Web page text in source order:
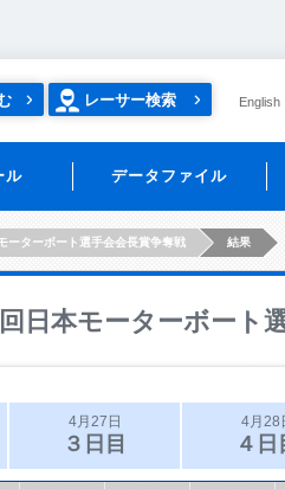
レーサー検索 English
ル データファイル
ーターボート選手会会長賞争奪戦 結果
日本モーターボート
4月27日
３日目
4月28
４日